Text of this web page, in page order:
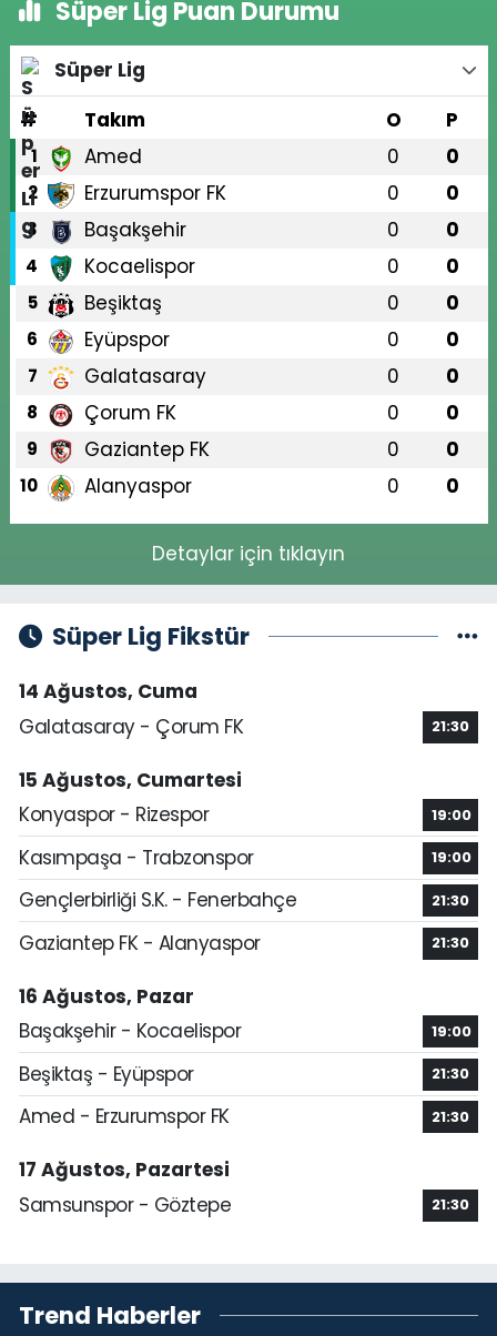
Süper Lig Puan Durumu
Süper Lig
#
Takım O P
1 Amed 0 0
2 Erzurumspor FK 0 0
3 Başakşehir 0 0
4 Kocaelispor 0 0
5 Beşiktaş 0 0
6 Eyüpspor 0 0
7 Galatasaray 0 0
8 Çorum FK 0 0
9 Gaziantep FK 0 0
10 Alanyaspor 0 0
Detaylar için tıklayın
Süper Lig Fikstür
14 Ağustos, Cuma
Galatasaray - Çorum FK
21:30
15 Ağustos, Cumartesi
Konyaspor - Rizespor
19:00
Kasımpaşa - Trabzonspor 19:00
Gençlerbirliği S.K. - Fenerbahçe 21:30
Gaziantep FK - Alanyaspor 21:30
16 Ağustos, Pazar
Başakşehir - Kocaelispor
19:00
Beşiktaş - Eyüpspor 21:30
Amed - Erzurumspor FK 21:30
17 Ağustos, Pazartesi
Samsunspor - Göztepe
21:30
Trend Haberler